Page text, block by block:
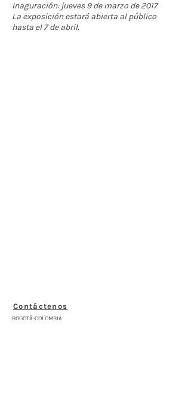
Inaguración: jueves 9 de marzo de 2017
La exposición estará abierta al público
hasta el 7 de abril.
Contáctenos
BOGOTÁ-COLOMBIA